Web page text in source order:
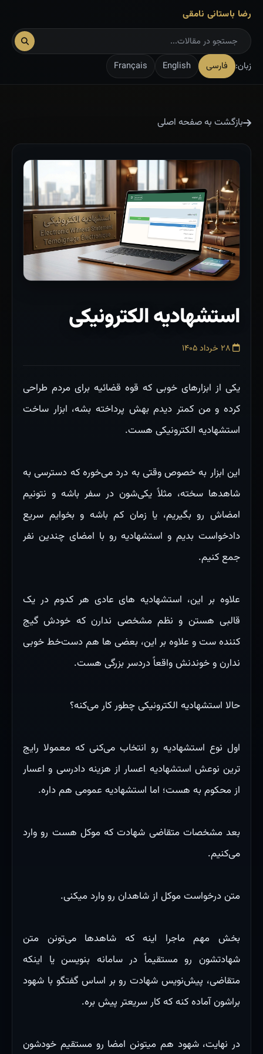
رضا باستانی نامقی
زبان: فارسی English
Français
بازگشت به صفحه اصلی
استشهادیه الکترونیکی
یکی از ابزارهای خوبی که قوه قضائیه برای مردم طراحی
کرده و من کمتر دیدم بهش پرداخته بشه، ابزار ساخت
استشهادیه الکترونیکی هست.
این ابزار به خصوص وقتی به درد می‌خوره که دسترسی به
شاهدها سخته، مثلاً یکی‌شون در سفر باشه و نتونیم
امضاش رو بگیریم، یا زمان کم باشه و بخوایم سریع
دادخواست بدیم و استشهادیه رو با امضای چندین نفر
جمع کنیم.
علاوه بر این، استشهادیه های عادی هر کدوم در یک
قالبی هستن و نظم مشخصی ندارن که خودش گیج
کننده ست و علاوه بر این، بعضی ها هم دست‌خط خوبی
ندارن و خوندنش واقعاً دردسر بزرگی هست.
حالا استشهادیه الکترونیکی چطور کار می‌کنه؟
اول نوع استشهادیه رو انتخاب می‌کنی که معمولا رایج
ترین نوعش استشهادیه اعسار از هزینه دادرسی و اعسار
از محکوم به هست؛ اما استشهادیه عمومی هم داره.
بعد مشخصات متقاضی شهادت که موکل هست رو وارد
می‌کنیم.
متن درخواست موکل از شاهدان رو وارد میکنی.
بخش مهم ماجرا اینه که شاهدها می‌تونن متن
شهادتشون رو مستقیماً در سامانه بنویسن یا اینکه
متقاضی، پیش‌نویس شهادت رو بر اساس گفتگو با شهود
براشون آماده کنه که کار سریعتر پیش بره.
در نهایت، شهود هم میتونن امضا رو مستقیم خودشون